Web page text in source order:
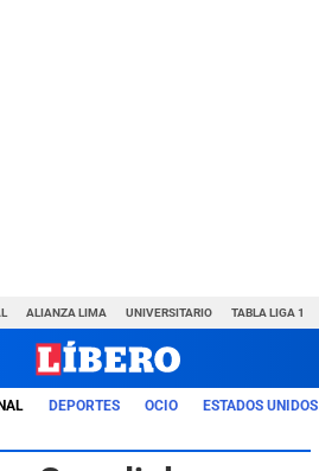
ALIANZA LIMA UNIVERSITARIO TABLA LIGA 1
DEPORTES OCIO ESTADOS UNIDOS